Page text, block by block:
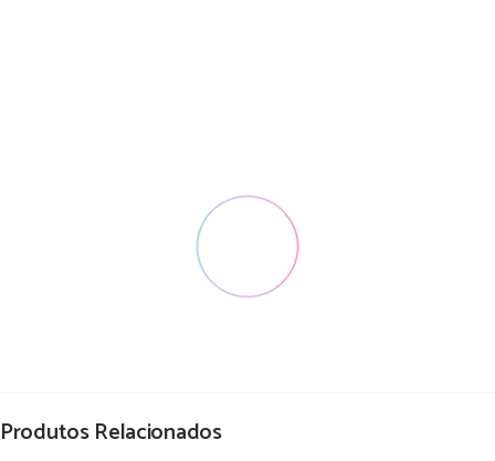
Produtos Relacionados